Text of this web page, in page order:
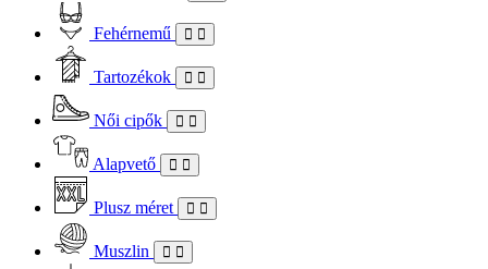
Fehérnemű
Tartozékok
Női cipők
Alapvető
Plusz méret
Muszlin